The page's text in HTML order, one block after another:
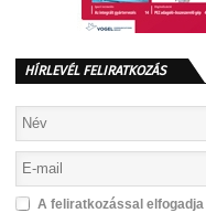
HÍRLEVÉL FELIRATKOZÁS
A feliratkozással elfogadja